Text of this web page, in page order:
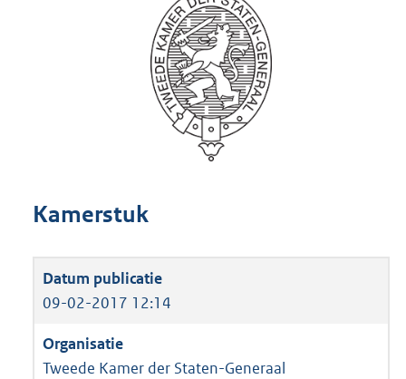
Kamerstuk
09-02-2017 12:14
Tweede Kamer der Staten-Generaal